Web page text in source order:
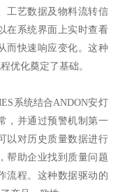
工艺数据及物料流转信
在系统界面上实时查看
而快速响应变化。这种
优化奠定了基础。
系统结合ANDON安灯
，并通过预警机制第一
以对历史质量数据进行
帮助企业找到质量问题
流程。这种数据驱动的